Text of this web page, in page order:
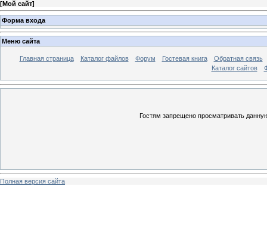
[Мой сайт]
Форма входа
Меню сайта
Главная страница Каталог файлов Форум Гостевая книга
Обратная связь
Каталог сайтов
Гостям запрещено просматривать
Полная версия сайта